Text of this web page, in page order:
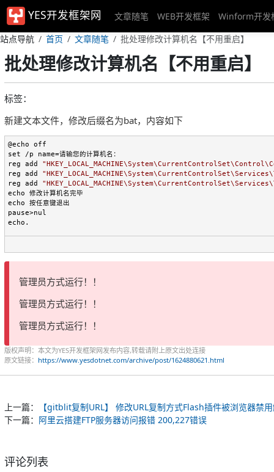
YES开发框架网 文章随笔 WEB开发框架 Winform开发
站点导航
首页 文章随笔 批处理修改计算机名【不用重启】
批处理修改计算机名【不用重启】
标签：
新建文本文件，修改后缀名为bat，内容如下
@echo off
set /p name=请输您的计算机名：
reg add "
reg add "
reg add "
echo 修改计算机名完毕
echo 按任意键退出
pause>nul
echo.
管理员方式运行！！
管理员方式运行！！
管理员方式运行！！
版权声明：本文为YES开发框架网发布内容,转载请附上原文出处连接
原文链接： https://www.yesdotnet.com/archive/post/1624880621.html
上一篇：
【gitblit复制URL】 修改URL复制方式Flash插件被浏览器禁
下一篇： 阿里云搭建FTP服务器访问报错 200,227错误
评论列表